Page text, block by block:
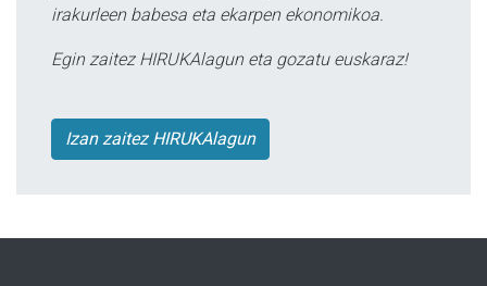
irakurleen babesa eta ekarpen ekonomikoa.
Egin zaitez HIRUKAlagun eta gozatu euskaraz!
Izan zaitez HIRUKAlagun